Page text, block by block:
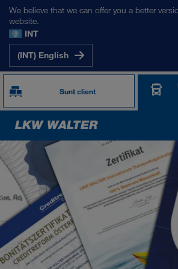
We believe that we can offer you a better
website.
INT
(INT) English
Sunt client
DESPRE NOI
Informații despre firma noastră
Management SHEQ
Responsabilitate socială